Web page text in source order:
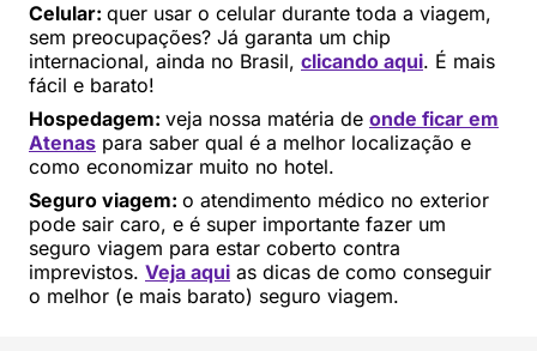
Celular: quer usar o celular durante toda a viagem,
sem preocupações? Já garanta um chip
internacional, ainda no Brasil, clicando aqui. É mais
fácil e barato!
Hospedagem: veja nossa matéria de onde ficar em
Atenas para saber qual é a melhor localização e
como economizar muito no hotel.
Seguro viagem: o atendimento médico no exterior
pode sair caro, e é super importante fazer um
seguro viagem para estar coberto contra
imprevistos. Veja aqui as dicas de como conseguir
o melhor (e mais barato) seguro viagem.